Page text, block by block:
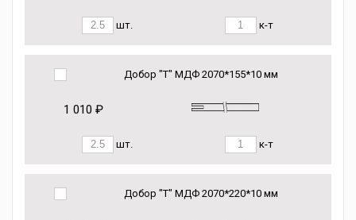
шт. к-т
Добор "Т" МДФ 2070*155*10 мм
1 010 ₽
шт. к-т
Добор "Т" МДФ 2070*220*10 мм